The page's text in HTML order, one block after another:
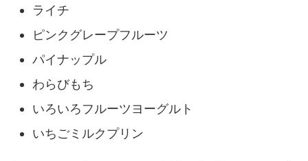
ライチ
ピンクグレープフルーツ
パイナップル
わらびもち
いろいろフルーツヨーグルト
いちごミルクプリン